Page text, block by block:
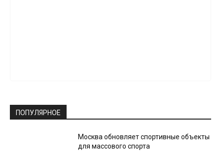
ПОПУЛЯРНОЕ
Москва обновляет спортивные объекты
для массового спорта